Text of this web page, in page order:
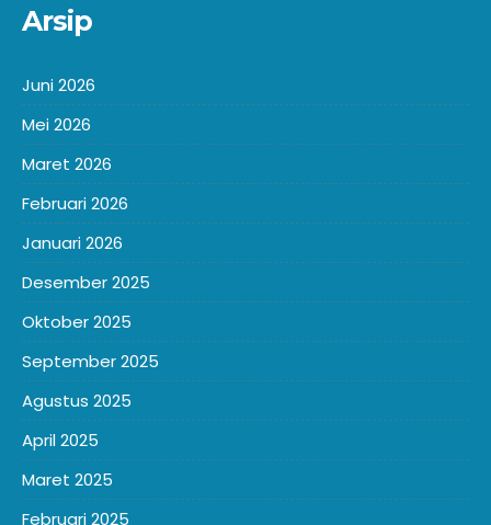
Arsip
Juni 2026
Mei 2026
Maret 2026
Februari 2026
Januari 2026
Desember 2025
Oktober 2025
September 2025
Agustus 2025
April 2025
Maret 2025
Februari 2025